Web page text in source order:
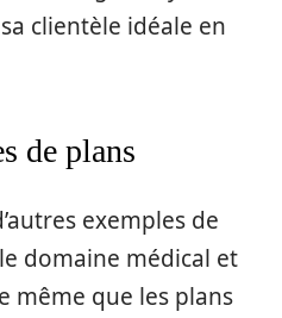
clientèle idéale en
de plans
exemples de
domaine médical et
même que les plans